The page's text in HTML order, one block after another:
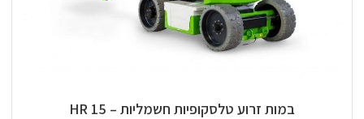
במות זרוע טלסקופיות חשמליות – 15 HR